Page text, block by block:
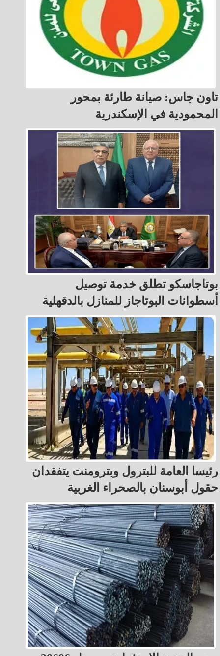
تاون جاس: صيانة طارئة بمحور
المحمودية في الإسكندرية
بوتاجاسكو تطلق خدمة توصيل
أسطوانات البوتاجاز للمنازل بالدقهلية
رئيسا العامة للبترول وبترومنت يتفقدان
حقول أبوسنان بالصحراء الغربية